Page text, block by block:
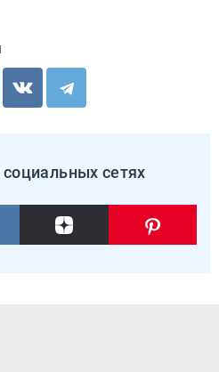
сетях